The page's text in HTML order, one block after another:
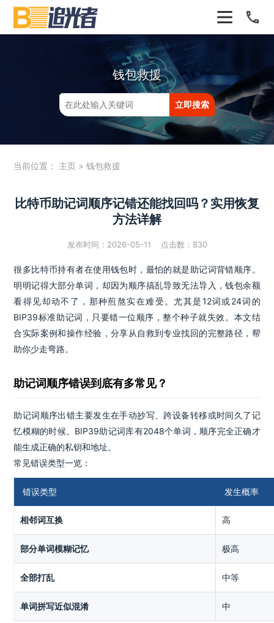
钱包救援
当前位置： 主页 >钱包救援
比特币助记词顺序记错还能找回吗？实用恢复
方法详解
发布时间：2026-05-11 点击数： 830
很多比特币持有者在使用钱包时，最怕的就是助记词背错顺序。
明明记得大部分单词，却因为顺序搞乱导致无法导入，钱包余额
看得见却动不了，那种煎熬实在难受。尤其是12词或24词的
BIP39标准助记词，只要错一位顺序，整个种子就失效。本文结
合实际案例和操作经验，分享从自救到专业找回的完整路径，帮
助你少走弯路。
助记词顺序错误到底有多常见？
助记词顺序出错主要发生在手动抄写、跨设备转移或时间久了记
忆模糊的时候。BIP39助记词库有2048个单词，顺序完全正确才
能生成正确的私钥和地址。
常见错误类型一览：
错误类型 发生概率
相邻词互换 高
部分单词模糊记忆 极高
全部打乱 中等
单词拼写近似混淆 中